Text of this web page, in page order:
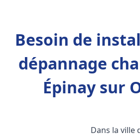
Besoin de
dépannage
Épinay sur
Dans la ville